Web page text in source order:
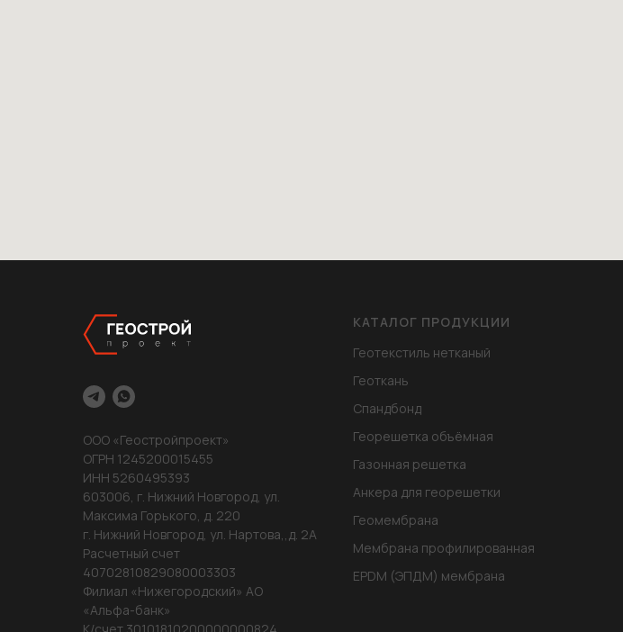
ООО «Геостройпроект»
ОГРН 1245200015455
ИНН 5260495393
603006, г. Нижний Новгород, ул.
Максима Горького, д. 220
г. Нижний Новгород, ул. Нартова,,д. 2А
Расчетный счет
40702810829080003303
Филиал «Нижегородский» АО
«Альфа-банк»
КАТАЛОГ ПРОДУКЦИИ
Геотекстиль нетканый
Геоткань
Спандбонд
Георешетка объёмная
Газонная решетка
Анкера для георешетки
Геомембрана
Мембрана профилированная
EPDM (ЭПДМ) мембрана